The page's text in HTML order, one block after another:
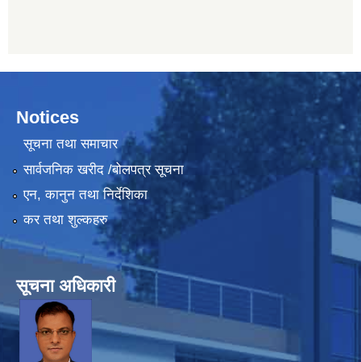
Notices
सूचना तथा समाचार
सार्वजनिक खरीद /बोलपत्र सूचना
एन, कानुन तथा निर्देशिका
कर तथा शुल्कहरु
सूचना अधिकारी